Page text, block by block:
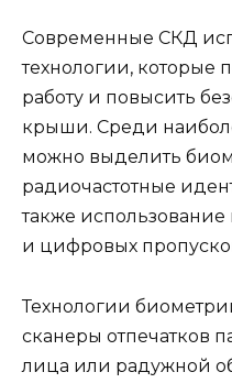
Современные СКД
технологии, которые
работу и повысить
крыши. Среди
можно выделить
радиочастотные
также
и цифровых
Технологии
сканеры отпечатков
лица или радужной